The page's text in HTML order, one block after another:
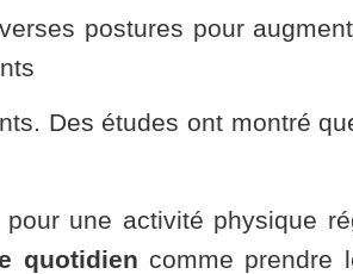
postures pour
Des études ont montré
une activité physique
quotidien comme prendre